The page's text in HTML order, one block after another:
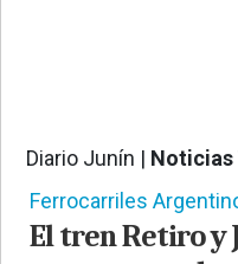
Diario Junín | Noticias
Ferrocarriles
El tren Retiro y